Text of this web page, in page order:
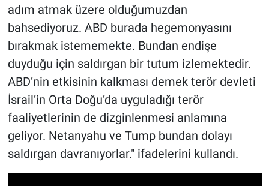
adım atmak üzere olduğumuzdan
bahsediyoruz. ABD burada hegemonyasını
bırakmak istememekte. Bundan endişe
duyduğu için saldırgan bir tutum izlemektedir.
ABD’nin etkisinin kalkması demek terör devleti
İsrail’in Orta Doğu’da uyguladığı terör
faaliyetlerinin de dizginlenmesi anlamına
geliyor. Netanyahu ve Tump bundan dolayı
saldırgan davranıyorlar." ifadelerini kullandı.